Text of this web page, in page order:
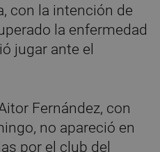
con la intención de
la enfermedad
jugar ante el
Fernández, con
no apareció en
por el club del